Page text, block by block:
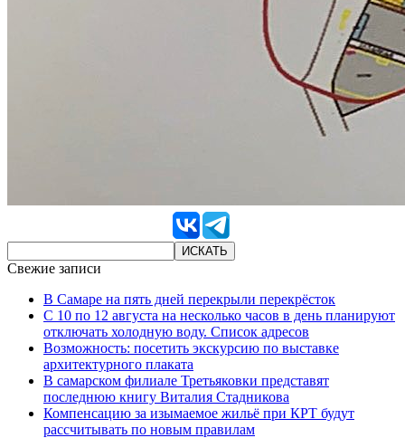
Свежие записи
В Самаре на пять дней перекрыли перекрёсток
С 10 по 12 августа на несколько часов в день планируют
отключать холодную воду. Список адресов
Возможность: посетить экскурсию по выставке
архитектурного плаката
В самарском филиале Третьяковки представят
последнюю книгу Виталия Стадникова
Компенсацию за изымаемое жильё при КРТ будут
рассчитывать по новым правилам